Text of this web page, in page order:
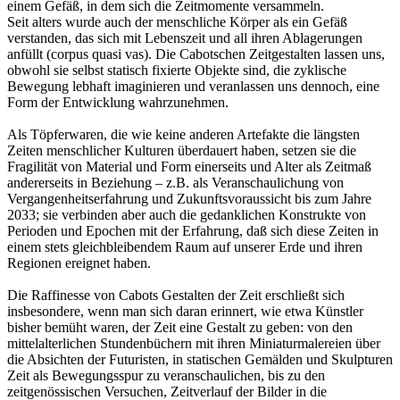
einem Gefäß, in dem sich die Zeitmomente versammeln.
Seit alters wurde auch der menschliche Körper als ein Gefäß
verstanden, das sich mit Lebenszeit und all ihren Ablagerungen
anfüllt (corpus quasi vas). Die Cabotschen Zeitgestalten lassen uns,
obwohl sie selbst statisch fixierte Objekte sind, die zyklische
Bewegung lebhaft imaginieren und veranlassen uns dennoch, eine
Form der Entwicklung wahrzunehmen.
Als Töpferwaren, die wie keine anderen Artefakte die längsten
Zeiten menschlicher Kulturen überdauert haben, setzen sie die
Fragilität von Material und Form einerseits und Alter als Zeitmaß
andererseits in Beziehung – z.B. als Veranschaulichung von
Vergangenheitserfahrung und Zukunftsvoraussicht bis zum Jahre
2033; sie verbinden aber auch die gedanklichen Konstrukte von
Perioden und Epochen mit der Erfahrung, daß sich diese Zeiten in
einem stets gleichbleibendem Raum auf unserer Erde und ihren
Regionen ereignet haben.
Die Raffinesse von Cabots Gestalten der Zeit erschließt sich
insbesondere, wenn man sich daran erinnert, wie etwa Künstler
bisher bemüht waren, der Zeit eine Gestalt zu geben: von den
mittelalterlichen Stundenbüchern mit ihren Miniaturmalereien über
die Absichten der Futuristen, in statischen Gemälden und Skulpturen
Zeit als Bewegungsspur zu veranschaulichen, bis zu den
zeitgenössischen Versuchen, Zeitverlauf der Bilder in die